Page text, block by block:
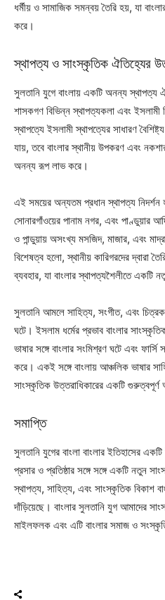
ধর্মীয় ও সামাজিক সমন্বয় তৈরি হয়, যা
করে।
স্থাপত্য ও সাংস্কৃতিক ঐতিহ্যের
সুলতানি যুগে বাংলায় একটি অনন্য
শাসকগণ বিভিন্ন স্থাপত্যকলা এবং ইসলামী
স্থাপত্যে ইসলামী স্থাপত্যের সাধারণ
যায়, তবে বাংলার স্থানীয় উপকরণ এবং
অনন্য রূপ লাভ করে।
এই সময়ের অন্যতম প্রধান স্থাপত্য নিদর্শন
সোনারগাঁওয়ের পানাম নগর, এবং পাণ্ডুয়ার
ও পান্ডুয়ায় অসংখ্য মসজিদ, মাজার, এবং
বিশেষত্ব হলো, স্থানীয় কারিগরদের দ্বারা
ব্যবহার, যা বাংলার স্থাপত্যশৈলীতে একটি
সুলতানি আমলে সাহিত্য, সংগীত, এবং
ঘটে। ইসলাম ধর্মের প্রভাব বাংলার
ভাষার সঙ্গে বাংলার সংমিশ্রণ ঘটে এবং
করে। একই সঙ্গে বাংলায় আঞ্চলিক ভাষার
সাংস্কৃতিক উত্তরাধিকারের একটি
সমাপ্তি
সুলতানি যুগের বাংলা বাংলার ইতিহাসের
প্রসার ও প্রতিষ্ঠার সঙ্গে সঙ্গে একটি নতুন
স্থাপত্য, সাহিত্য, এবং সাংস্কৃতিক বিকাশ
দাঁড়িয়েছে। বাংলার সুলতানি যুগ আমাদের
মাইলফলক এবং এটি বাংলার সমাজ ও